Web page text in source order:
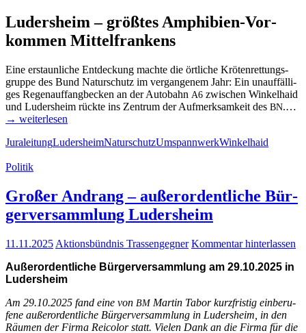
Luders­heim – größ­tes Amphi­­bi­en-Vor­­­
kom­­men Mittelfrankens
Eine erstaun­li­che Ent­de­ckung mach­te die ört­li­che Krö­ten­ret­tungs­
grup­pe des Bund Natur­schutz im ver­gan­ge­nem Jahr: Ein unauf­fäl­li­
ges Regen­auf­fang­be­cken an der Auto­bahn A6 zwi­schen Win­kel­haid
und Luders­heim rück­te ins Zen­trum der Auf­merk­sam­keit des BN.…
→ wei­ter­le­sen
JuraleitungLudersheimNaturschutzUmspannwerkWinkelhaid
Politik
Gro­ßer Andrang – außer­or­dent­li­che Bür­
ger­ver­samm­lung Ludersheim
11.11.2025 Aktionsbündnis Trassengegner Kommentar hinterlassen
Außer­or­dent­li­che Bür­ger­ver­samm­lung am 29.10.2025 in
Ludersheim
Am 29.10.2025 fand eine von BMMar­tin Tabor kurz­fris­tig ein­be­ru­
fe­ne außer­or­dent­li­che Bür­ger­ver­samm­lung in Luders­heim, in den
Räu­men der Fir­ma Rei­co­lor statt. Vie­len Dank an die Fir­ma für die